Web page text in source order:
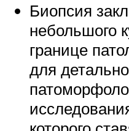
Биопсия
небольшого
границе
для